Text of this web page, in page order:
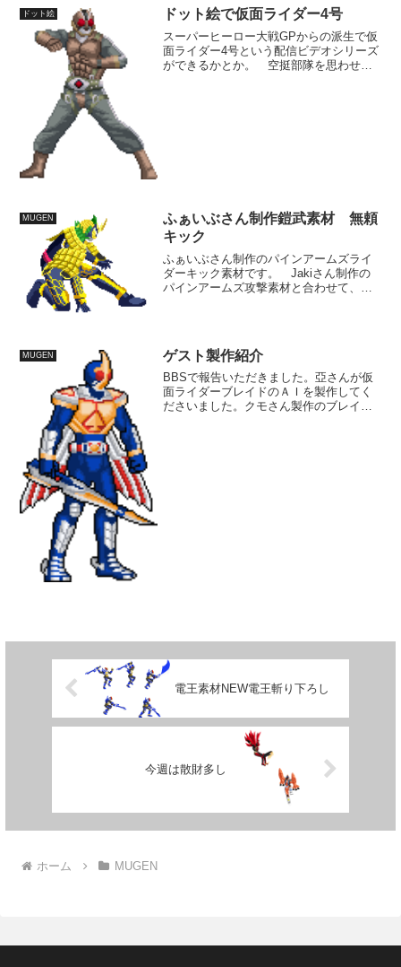
だったんですが、正拳突きというアクシ
ョンの為リーチがなく使...
ドット絵 ドット絵で仮面ライダー4号
スーパーヒーロー大戦GPからの派生で仮
面ライダー4号という配信ビデオシリーズ
ができるかとか。 空挺部隊を思わせる
MUGEN
ふぁいぶさん制作鎧武素材 無頼
キック
ふぁいぶさん制作のパインアームズライ
ダーキック素材です。 Jakiさん制作の
パインアームズ攻撃素材と合わせて、後
MUGEN ゲスト製作紹介
BBSで報告いただきました。亞さんが仮
面ライダーブレイドのＡＩを製作してく
ださいました。クモさん製作のブレイド
電王素材NEW電王斬り下ろし
今週は散財多し
ホーム MUGEN